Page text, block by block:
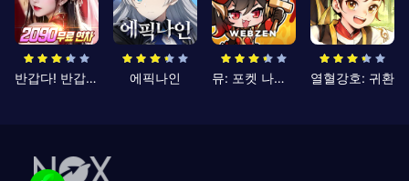
반갑다! 반갑삼국지 에픽나인 뮤: 포켓 나이츠 열혈강호: 귀환